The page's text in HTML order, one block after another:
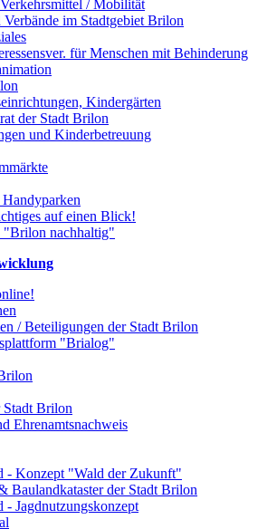
/ Mobilität
Verbände im Stadtgebiet Brilon
für Menschen mit Behinderung
Kindergärten
der Stadt Brilon
und Kinderbetreuung
auf einen Blick!
"Brilon nachhaltig"
/ Beteiligungen der Stadt Brilon
"Brialog"
Stadt Brilon
Ehrenamtsnachweis
- Konzept "Wald der Zukunft"
Baulandkataster der Stadt Brilon
Jagdnutzungskonzept